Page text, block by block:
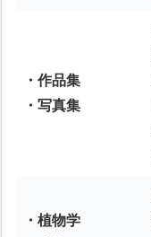
・作品集
・写真集
・植物学